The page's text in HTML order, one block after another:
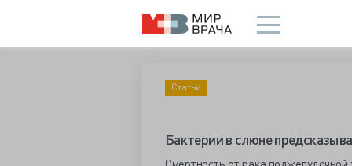
Статьи
Бактерии в слюне